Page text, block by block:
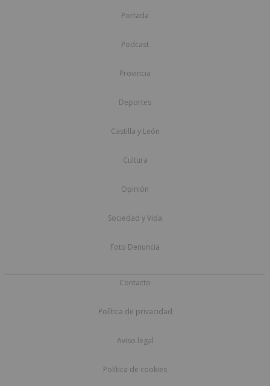
Portada
Podcast
Provincia
Deportes
Castilla y León
Cultura
Opinión
Sociedad y Vida
Foto Denuncia
Contacto
Política de privacidad
Aviso legal
Política de cookies